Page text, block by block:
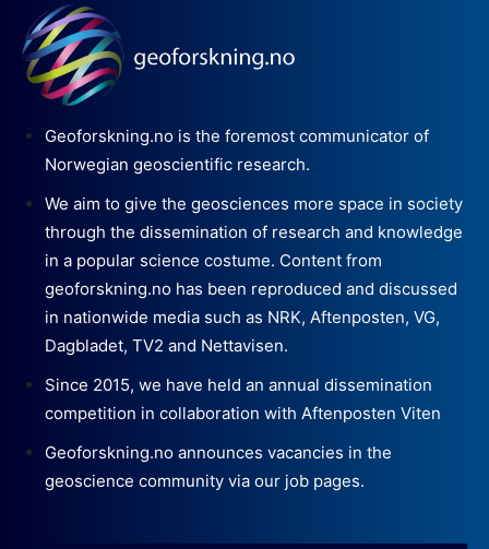
Geoforskning.no is the foremost communicator of
Norwegian geoscientific research.
We aim to give the geosciences more space in society
through the dissemination of research and knowledge
in a popular science costume. Content from
geoforskning.no has been reproduced and discussed
in nationwide media such as NRK, Aftenposten, VG,
Dagbladet, TV2 and Nettavisen.
Since 2015, we have held an annual dissemination
competition in collaboration with Aftenposten Viten
Geoforskning.no announces vacancies in the
geoscience community via our job pages.